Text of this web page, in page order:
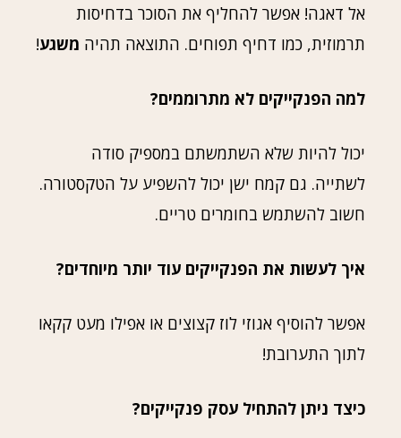
אל דאגה! אפשר להחליף את הסוכר בדחיסות
תרמוזית, כמו דחיף תפוחים. התוצאה תהיה משגע!
למה הפנקייקים לא מתרוממים?
יכול להיות שלא השתמשתם במספיק סודה
לשתייה. גם קמח ישן יכול להשפיע על הטקסטורה.
חשוב להשתמש בחומרים טריים.
איך לעשות את הפנקייקים עוד יותר מיוחדים?
אפשר להוסיף אגוזי לוז קצוצים או אפילו מעט קקאו
לתוך התערובת!
כיצד ניתן להתחיל עסק פנקייקים?